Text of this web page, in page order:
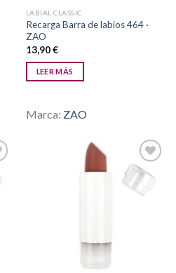
LABIAL CLASSIC
Recarga Barra de labios 464 ·
ZAO
13,90€
LEER MÁS
Marca: ZAO
Añadir